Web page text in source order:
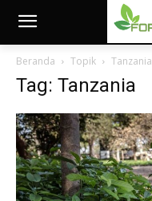
Beranda Topik Tanzania
Tag: Tanzania